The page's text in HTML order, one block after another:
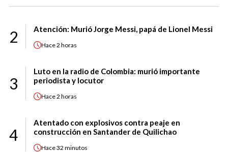
2 Atención: Murió Jorge Messi, papá de Lionel Messi
Hace2 horas
3
Luto en la radio de Colombia: murió importante
periodista y locutor
Hace2 horas
4
Atentado con explosivos contra peaje en
construcción en Santander de Quilichao
Hace32 minutos